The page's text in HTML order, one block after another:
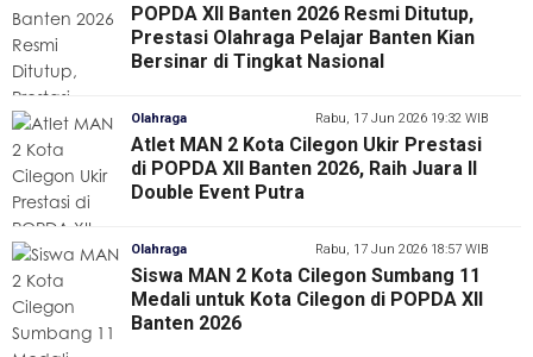
POPDA XII Banten 2026 Resmi Ditutup,
Prestasi Olahraga Pelajar Banten Kian
Bersinar di Tingkat Nasional
Olahraga Rabu, 17 Jun 2026 19:32 WIB
Atlet MAN 2 Kota Cilegon Ukir Prestasi
di POPDA XII Banten 2026, Raih Juara II
Double Event Putra
Olahraga Rabu, 17 Jun 2026 18:57 WIB
Siswa MAN 2 Kota Cilegon Sumbang 11
Medali untuk Kota Cilegon di POPDA XII
Banten 2026